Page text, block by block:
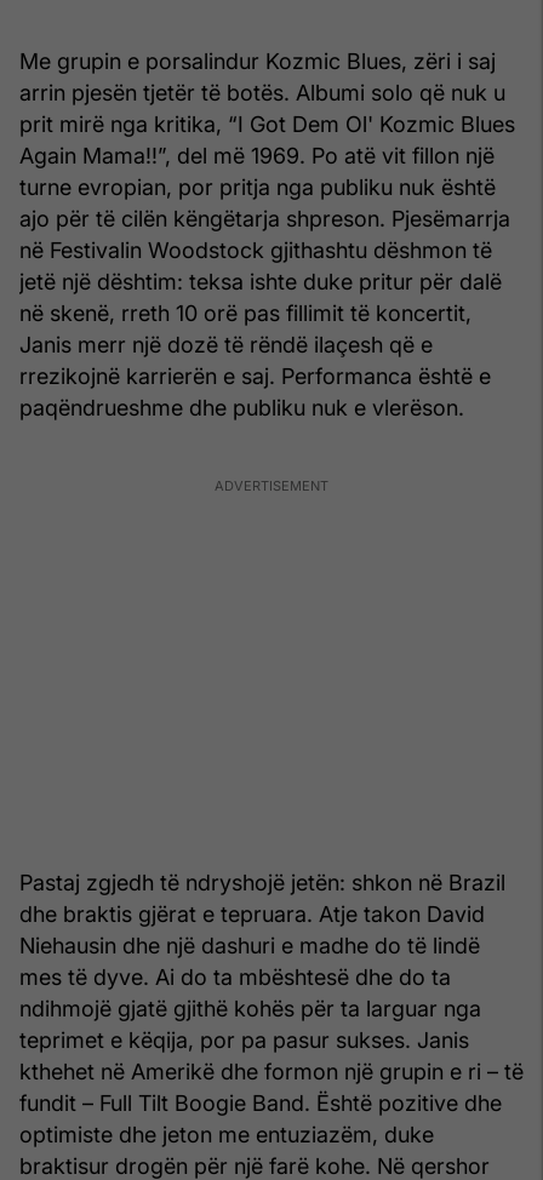
Me grupin e porsalindur Kozmic Blues, zëri i saj
arrin pjesën tjetër të botës. Albumi solo që nuk u
prit mirë nga kritika, “I Got Dem Ol' Kozmic Blues
Again Mama!!”, del më 1969. Po atë vit fillon një
turne evropian, por pritja nga publiku nuk është
ajo për të cilën këngëtarja shpreson. Pjesëmarrja
në Festivalin Woodstock gjithashtu dëshmon të
jetë një dështim: teksa ishte duke pritur për dalë
në skenë, rreth 10 orë pas fillimit të koncertit,
Janis merr një dozë të rëndë ilaçesh që e
rrezikojnë karrierën e saj. Performanca është e
paqëndrueshme dhe publiku nuk e vlerëson.
Pastaj zgjedh të ndryshojë jetën: shkon në Brazil
dhe braktis gjërat e tepruara. Atje takon David
Niehausin dhe një dashuri e madhe do të lindë
mes të dyve. Ai do ta mbështesë dhe do ta
ndihmojë gjatë gjithë kohës për ta larguar nga
teprimet e këqija, por pa pasur sukses. Janis
kthehet në Amerikë dhe formon një grupin e ri – të
fundit – Full Tilt Boogie Band. Është pozitive dhe
optimiste dhe jeton me entuziazëm, duke
braktisur drogën për një farë kohe. Në qershor